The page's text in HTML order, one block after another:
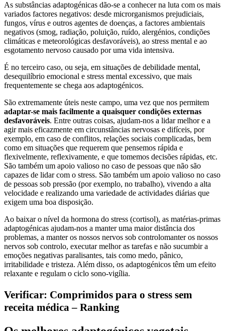
As substâncias adaptogénicas dão-se a conhecer na luta com os mais
variados factores negativos: desde microrganismos prejudiciais,
fungos, vírus e outros agentes de doenças, a factores ambientais
negativos (smog, radiação, poluição, ruído, alergénios, condições
climáticas e meteorológicas desfavoráveis), ao stress mental e ao
esgotamento nervoso causado por uma vida intensiva.
É no terceiro caso, ou seja, em situações de debilidade mental,
desequilíbrio emocional e stress mental excessivo, que mais
frequentemente se chega aos adaptogénicos.
São extremamente úteis neste campo, uma vez que nos permitem
adaptar-se mais facilmente a quaisquer condições externas
desfavoráveis. Entre outras coisas, ajudam-nos a lidar melhor e a
agir mais eficazmente em circunstâncias nervosas e difíceis, por
exemplo, em caso de conflitos, relações sociais complicadas, bem
como em situações que requerem que pensemos rápida e
flexivelmente, reflexivamente, e que tomemos decisões rápidas, etc.
São também um apoio valioso no caso de pessoas que não são
capazes de lidar com o stress. São também um apoio valioso no caso
de pessoas sob pressão (por exemplo, no trabalho), vivendo a alta
velocidade e realizando uma variedade de actividades diárias que
exigem uma boa disposição.
Ao baixar o nível da hormona do stress (cortisol), as matérias-primas
adaptogénicas ajudam-nos a manter uma maior distância dos
problemas, a manter os nossos nervos sob controlomanter os nossos
nervos sob controlo, executar melhor as tarefas e não sucumbir a
emoções negativas paralisantes, tais como medo, pânico,
irritabilidade e tristeza. Além disso, os adaptogénicos têm um efeito
relaxante e regulam o ciclo sono-vigília.
Verificar: Comprimidos para o stress sem
receita médica – Ranking